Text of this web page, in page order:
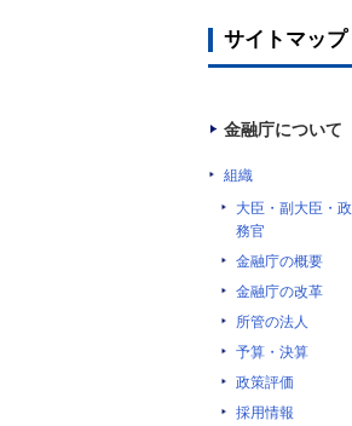
サイトマップ
金融庁について
組織
大臣・副大臣・政
務官
金融庁の概要
金融庁の改革
所管の法人
予算・決算
政策評価
採用情報